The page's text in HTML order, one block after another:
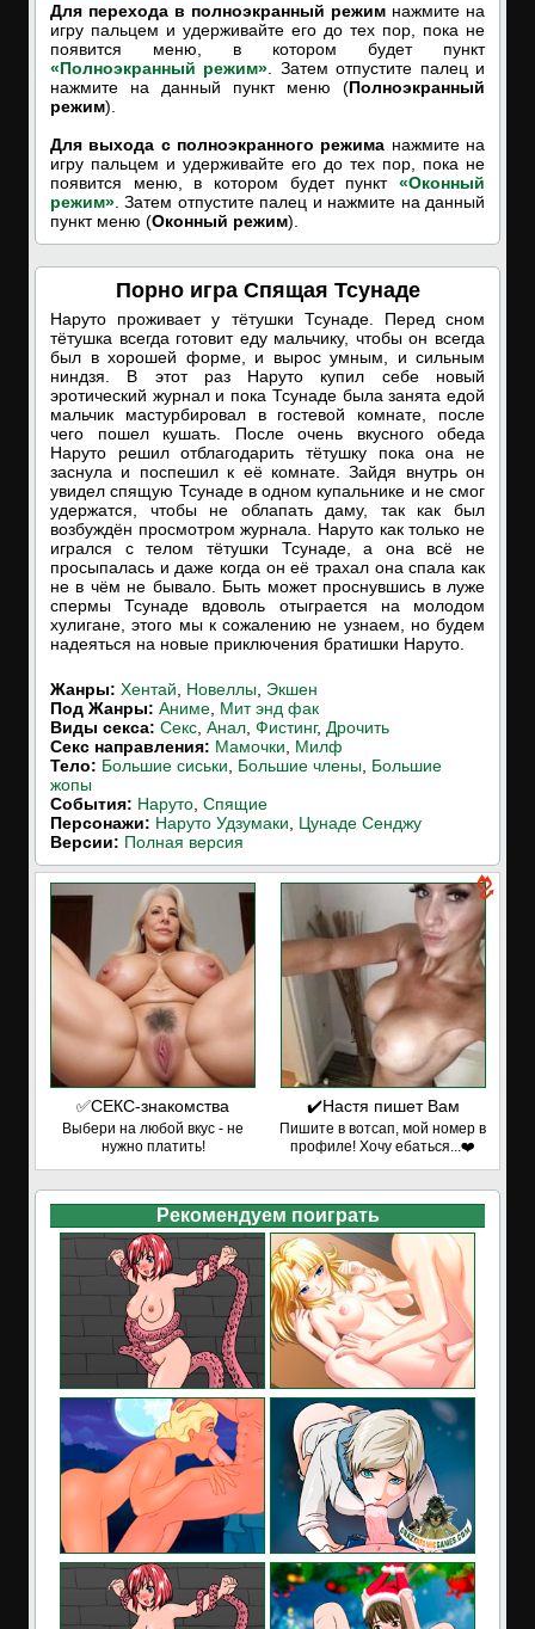
Для перехода в полноэкранный режим нажмите на
игру пальцем и удерживайте его до тех пор, пока не
появится меню, в котором будет пункт
«Полноэкранный режим» . Затем отпустите палец и
нажмите на данный пункт меню (Полноэкранный
режим).
Для выхода с полноэкранного режима нажмите на
игру пальцем и удерживайте его до тех пор, пока не
появится меню, в котором будет пункт «Оконный
режим» . Затем отпустите палец и нажмите на данный
пункт меню (Оконный режим).
Порно игра Спящая Тсунаде
Наруто проживает у тётушки Тсунаде. Перед сном
тётушка всегда готовит еду мальчику, чтобы он всегда
был в хорошей форме, и вырос умным, и сильным
ниндзя. В этот раз Наруто купил себе новый
эротический журнал и пока Тсунаде была занята едой
мальчик мастурбировал в гостевой комнате, после
чего пошел кушать. После очень вкусного обеда
Наруто решил отблагодарить тётушку пока она не
заснула и поспешил к её комнате. Зайдя внутрь он
увидел спящую Тсунаде в одном купальнике и не смог
удержатся, чтобы не облапать даму, так как был
возбуждён просмотром журнала. Наруто как только не
игрался с телом тётушки Тсунаде, а она всё не
просыпалась и даже когда он её трахал она спала как
не в чём не бывало. Быть может проснувшись в луже
спермы Тсунаде вдоволь отыграется на молодом
хулигане, этого мы к сожалению не узнаем, но будем
надеяться на новые приключения братишки Наруто.
Жанры: Хентай Новеллы Экшен
Под Жанры: Аниме Мит энд фак
Виды секса: Секс Анал Фистинг, Дрочить
Cекс направления: Мамочки
Милф
Тело: Большие сиськи Большие члены Большие
жопы
События: Наруто Спящие
Персонажи: Наруто Удзумаки
Цунаде Сенджу
Версии: Полная версия
✅СЕКС-знакомства
Выбери на любой вкус - не
нужно платить!
✔️Настя пишет Вам
Пишите в вотсап, мой номер в
профиле! Хочу ебаться...❤️
Рекомендуем поиграть